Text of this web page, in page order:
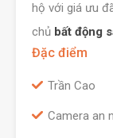
hộ với giá ưu
chủ bất động
Đặc điểm
Trần Cao
Camera an